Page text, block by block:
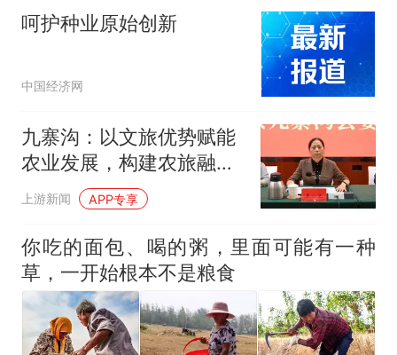
的抢着买
热
十多万人报名的考试，成绩
全部作废，公平么？
呵护种业原始创新
中国经济网
九寨沟：以文旅优势赋能
农业发展，构建农旅融合
的现代农业产业体系
上游新闻 APP专享
你吃的面包、喝的粥，里面可能有一种
草，一开始根本不是粮食